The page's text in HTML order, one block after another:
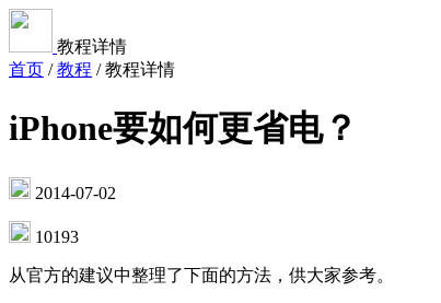
教程详情
首页 / 教程 / 教程详情
iPhone要如何更省电？
2014-07-02
10193
从官方的建议中整理了下面的方法，供大家参考。